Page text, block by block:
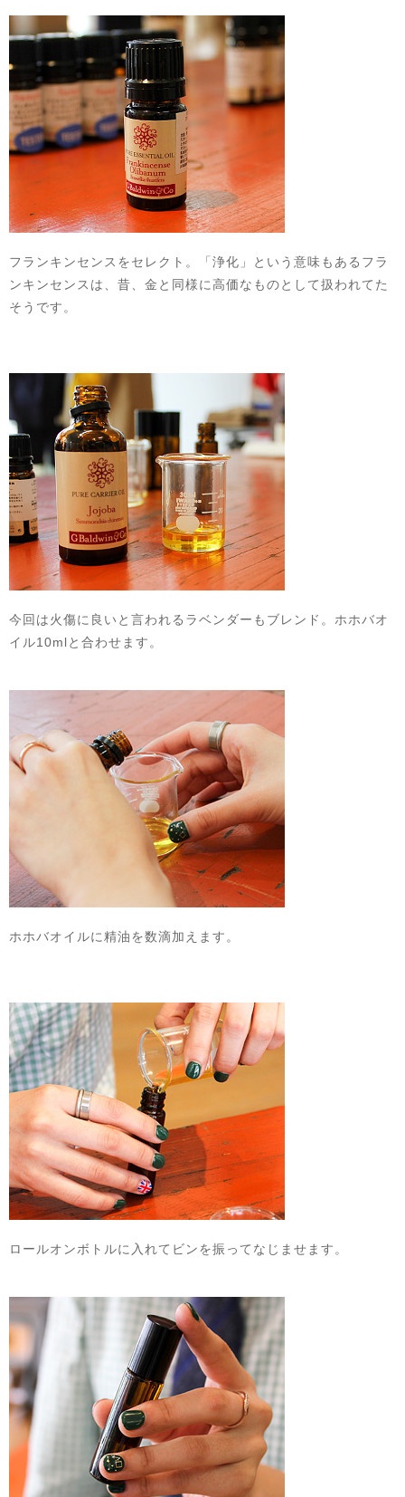
フランキンセンスをセレクト。「浄化」という意味もあるフラ
ンキンセンスは、昔、金と同様に高価なものとして扱われてた
そうです。
今回は火傷に良いと言われるラベンダーもブレンド。ホホバオ
イル10mlと合わせます。
ホホバオイルに精油を数滴加えます。
ロールオンボトルに入れてビンを振ってなじませます。